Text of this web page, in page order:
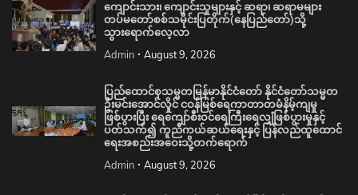
ကျောင်းသား၊ ကျောင်းသူများနှင့် ဆရာ၊ ဆရာမများ
တပ်မတော်စစ်သမိုင်းပြတိုက်(နေပြည်တော်)သို့
သွားရောက်လေ့လာ
Admin August 9, 2026
ပြည်ထောင်စုသမ္မတမြန်မာနိုင်ငံတော် နိုင်ငံတော်သမ္မတ
ဦးမင်းအောင်လှိုင် ငဝန်မြစ်ရေကာတာတမံနိမ့်ကျမှု
ဖြစ်ပွားပြီး ရေကျော်စီးဝင်ရေကြီးရေလျှံဖြစ်ပွားမှုနှင့်
ပတ်သက်၍ ကူညီကယ်ဆယ်ရေးနှင့် ပြန်လည်ထူထောင်
ရေးအစည်းအဝေးသို့တက်ရောက်
Admin August 9, 2026